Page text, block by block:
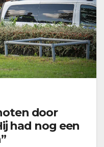
door
had nog een